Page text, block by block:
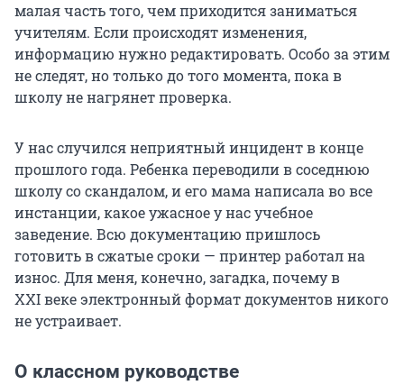
малая часть того, чем приходится заниматься
учителям. Если происходят изменения,
информацию нужно редактировать. Особо за этим
не следят, но только до того момента, пока в
школу не нагрянет проверка.
У нас случился неприятный инцидент в конце
прошлого года. Ребенка переводили в соседнюю
школу со скандалом, и его мама написала во все
инстанции, какое ужасное у нас учебное
заведение. Всю документацию пришлось
готовить в сжатые сроки — принтер работал на
износ. Для меня, конечно, загадка, почему в
XXI векеэлектронный формат документов никого
не устраивает.
О классном руководстве